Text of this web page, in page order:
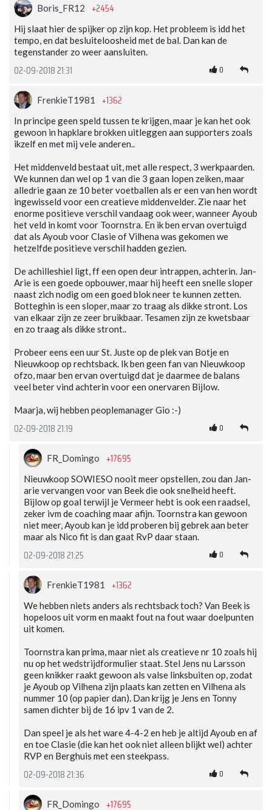
Boris_FR12 +2454
Hij slaat hier de spijker op zijn kop. Het probleem is idd het
tempo, en dat besluiteloosheid met de bal. Dan kan de
tegenstander zo weer aansluiten.
02-09-2018 21:31 0
FrenkieT1981 +1362
In principe geen speld tussen te krijgen, maar je kan het ook
gewoon in hapklare brokken uitleggen aan supporters zoals
ikzelf en met mij vele anderen..
Het middenveld bestaat uit, met alle respect, 3 werkpaarden.
We kunnen dan wel op 1 van die 3 gaan lopen zeiken, maar
alledrie gaan ze 10 beter voetballen als er een van hen wordt
ingewisseld voor een creatieve middenvelder. Zie naar het
enorme positieve verschil vandaag ook weer, wanneer Ayoub
het veld in komt voor Toornstra. En ik ben ervan overtuigd
dat als Ayoub voor Clasie of Vilhena was gekomen we
hetzelfde positieve verschil hadden gezien.
De achilleshiel ligt, ff een open deur intrappen, achterin. Jan-
Arie is een goede opbouwer, maar hij heeft een snelle sloper
naast zich nodig om een goed blok neer te kunnen zetten.
Botteghin is een sloper, maar zo traag als dikke stront. Los
van elkaar zijn ze zeer bruikbaar. Tesamen zijn ze kwetsbaar
en zo traag als dikke stront..
Probeer eens een uur St. Juste op de plek van Botje en
Nieuwkoop op rechtsback. Ik ben geen fan van Nieuwkoop
ofzo, maar ben ervan overtuigd dat je daarmee de balans
veel beter vind achterin voor een onervaren Bijlow.
Maarja, wij hebben peoplemanager Gio :-)
02-09-2018 21:19 0
FR_Domingo +17695
Nieuwkoop SOWIESO nooit meer opstellen, zou dan Jan-
arie vervangen voor van Beek die ook snelheid heeft.
Bijlow op goal terwijl je Vermeer hebt is ook een raadsel,
zeker ivm de coaching maar afijn. Toornstra kan gewoon
niet meer, Ayoub kan je idd proberen bij gebrek aan beter
maar als Nico fit is dan gaat RvP daar staan.
02-09-2018 21:25 0
FrenkieT1981 +1362
We hebben niets anders als rechtsback toch? Van Beek is
hopeloos uit vorm en maakt fout na fout waar doelpunten
uit komen.
Toornstra kan prima, maar niet als creatieve nr 10 zoals hij
nu op het wedstrijdformulier staat. Stel Jens nu Larsson
geen knikker raakt gewoon als valse linksbuiten op, zodat
je Ayoub op Vilhena zijn plaats kan zetten en Vilhena als
nummer 10 (op papier dan). Dan krijg je Jens en Tonny
samen dichter bij de 16 ipv 1 van de 2.
Dan speel je als het ware 4-4-2 en heb je altijd Ayoub en af
en toe Clasie (die kan het ook niet alleen blijkt wel) achter
RVP en Berghuis met een steekpass.
02-09-2018 21:36 0
FR_Domingo +17695